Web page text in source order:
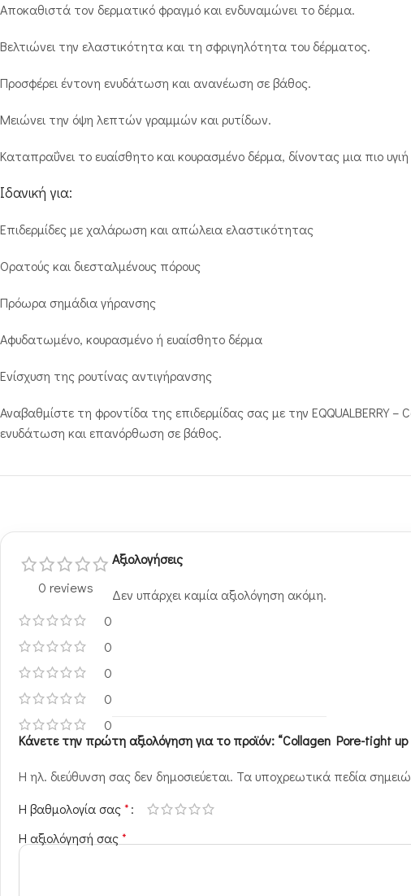
Αποκαθιστά τον δερματικό φραγμό και ενδυναμώνει το δέρμα.
Βελτιώνει την ελαστικότητα και τη σφριγηλότητα του δέρματος.
Προσφέρει έντονη ενυδάτωση και ανανέωση σε βάθος.
Μειώνει την όψη λεπτών γραμμών και ρυτίδων.
Καταπραΰνει το ευαίσθητο και κουρασμένο δέρμα, δίνοντας μια πιο
Ιδανική για:
Επιδερμίδες με χαλάρωση και απώλεια ελαστικότητας
Ορατούς και διεσταλμένους πόρους
Πρόωρα σημάδια γήρανσης
Αφυδατωμένο, κουρασμένο ή ευαίσθητο δέρμα
Ενίσχυση της ρουτίνας αντιγήρανσης
Αναβαθμίστε τη φροντίδα της επιδερμίδας σας με την
ενυδάτωση και επανόρθωση σε βάθος.
0 reviews
0
0
0
0
0
Αξιολογήσεις
Δεν υπάρχει καμία αξιολόγηση ακόμη.
Κάνετε την πρώτη αξιολόγηση για το προϊόν: “Collagen Pore-tight
Η ηλ. διεύθυνση σας δεν δημοσιεύεται. Τα υποχρεωτικά πεδία
Η βαθμολογία σας*
Η αξιολόγησή σας*